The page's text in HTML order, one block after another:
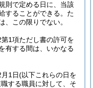
則で定める日に、当該
することができる。 た
、この限りでない。
1項ただし書の許可を
有する間は、いかなる
1日(以下これらの日を
する職員に対して、そ